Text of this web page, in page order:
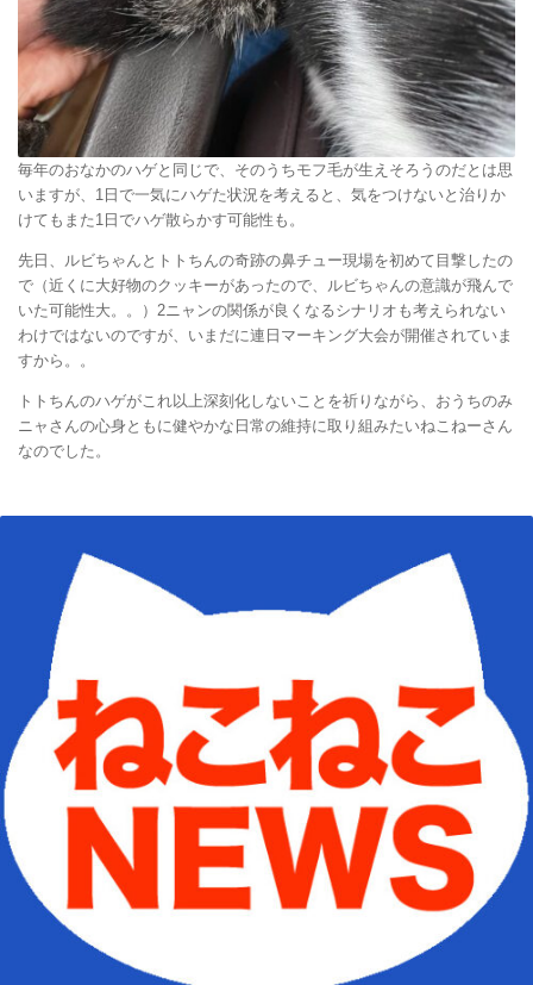
毎年のおなかのハゲと同じで、そのうちモフ毛が生えそろうのだとは思
いますが、1日で一気にハゲた状況を考えると、気をつけないと治りか
けてもまた1日でハゲ散らかす可能性も。
先日、ルビちゃんとトトちんの奇跡の鼻チュー現場を初めて目撃したの
で（近くに大好物のクッキーがあったので、ルビちゃんの意識が飛んで
いた可能性大。。）2ニャンの関係が良くなるシナリオも考えられない
わけではないのですが、いまだに連日マーキング大会が開催されていま
すから。。
トトちんのハゲがこれ以上深刻化しないことを祈りながら、おうちのみ
ニャさんの心身ともに健やかな日常の維持に取り組みたいねこねーさん
なのでした。